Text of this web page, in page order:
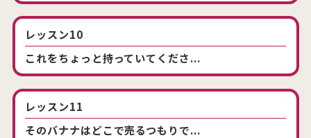
レッスン10
これをちょっと持っていてくださ...
レッスン11
そのバナナはどこで売るつもりで...